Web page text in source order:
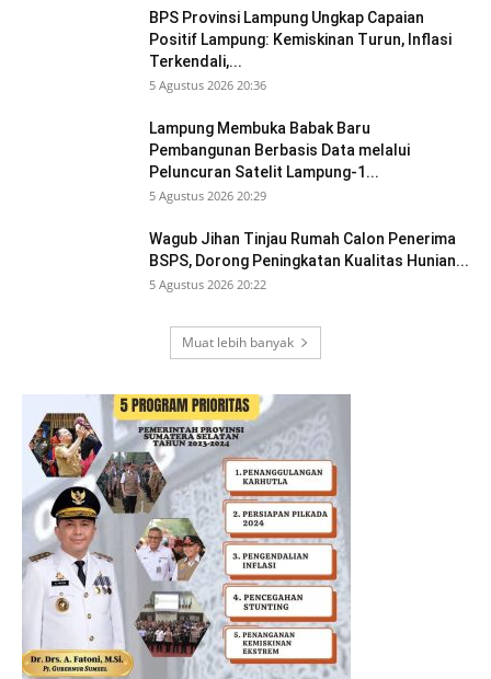
BPS Provinsi Lampung Ungkap Capaian
Positif Lampung: Kemiskinan Turun, Inflasi
Terkendali,...
5 Agustus 2026 20:36
Lampung Membuka Babak Baru
Pembangunan Berbasis Data melalui
Peluncuran Satelit Lampung-1...
5 Agustus 2026 20:29
Wagub Jihan Tinjau Rumah Calon Penerima
BSPS, Dorong Peningkatan Kualitas Hunian...
5 Agustus 2026 20:22
Muat lebih banyak